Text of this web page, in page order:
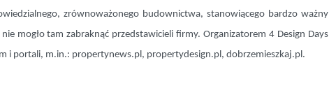
zrównoważonego budownictwa, stanowiącego bardzo ważny
mogło tam zabraknąć przedstawicieli firmy. Organizatorem 4 Design Days
i portali, m.in.: propertynews.pl, propertydesign.pl, dobrzemieszkaj.pl.